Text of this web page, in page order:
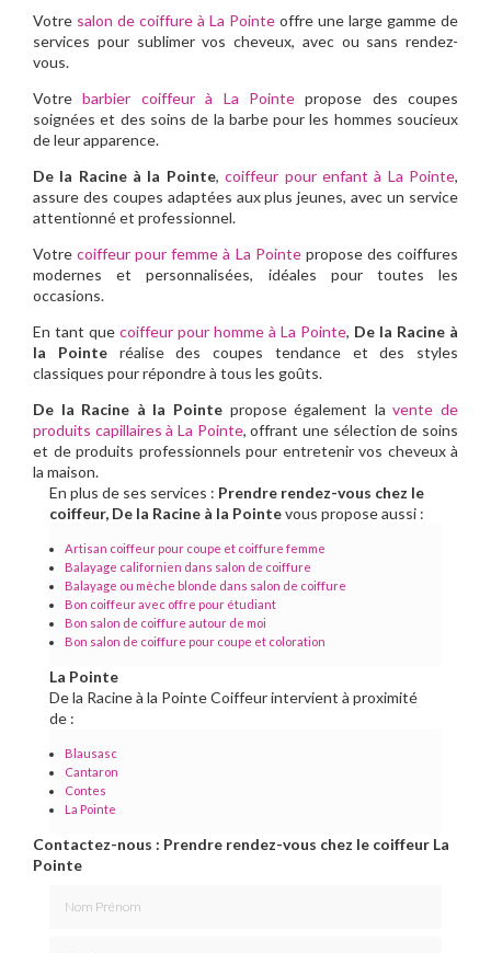
Votre salon de coiffure à La Pointe offre une large gamme de
services pour sublimer vos cheveux, avec ou sans rendez-
vous.
Votrebarbier coiffeur à La Pointepropose des coupes
soignées et des soins de la barbe pour les hommes soucieux
de leur apparence.
De la Racine à la Pointe,coiffeur pour enfant à La Pointe,
assure des coupes adaptées aux plus jeunes, avec un service
attentionné et professionnel.
Votrecoiffeur pour femme à La Pointepropose des coiffures
modernes et personnalisées, idéales pour toutes les
occasions.
En tant que coiffeur pour homme à La Pointe, De la Racine à
la Pointeréalise des coupes tendance et des styles
classiques pour répondre à tous les goûts.
De la Racine à la Pointe propose également lavente de
produits capillaires à La Pointe, offrant une sélection de soins
et de produits professionnels pour entretenir vos cheveux à
la maison.
En plus de ses services : Prendre rendez-vous chez le
coiffeur, De la Racine à la Pointevous propose aussi :
Artisan coiffeur pour coupe et coiffure femme
Balayage californien dans salon de coiffure
Balayage ou mèche blonde dans salon de coiffure
Bon coiffeur avec offre pour étudiant
Bon salon de coiffure autour de moi
Bon salon de coiffure pour coupe et coloration
La Pointe
De la Racine à la Pointe Coiffeur intervient à proximité
de :
Blausasc
Cantaron
Contes
La Pointe
Contactez-nous : Prendre rendez-vous chez le coiffeur La
Pointe